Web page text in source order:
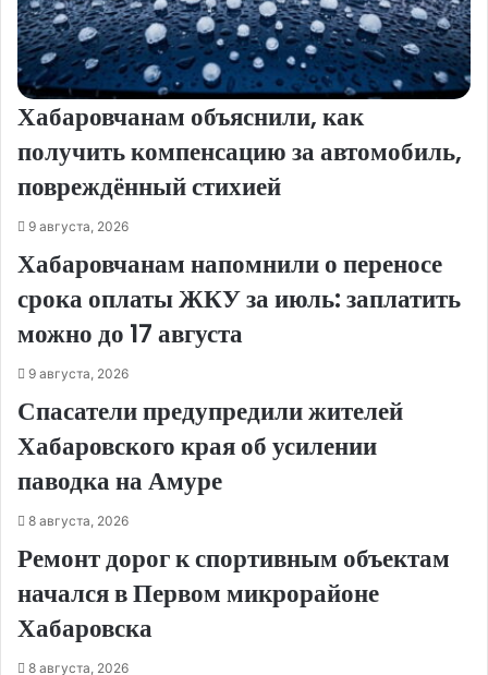
Хабаровчанам объяснили, как
получить компенсацию за автомобиль,
повреждённый стихией
9 августа, 2026
Хабаровчанам напомнили о переносе
срока оплаты ЖКУ за июль: заплатить
можно до 17 августа
9 августа, 2026
Спасатели предупредили жителей
Хабаровского края об усилении
паводка на Амуре
8 августа, 2026
Ремонт дорог к спортивным объектам
начался в Первом микрорайоне
Хабаровска
8 августа, 2026